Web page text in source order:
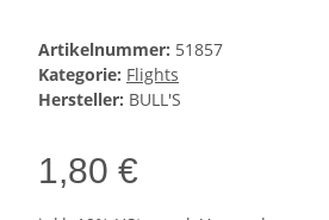
Artikelnummer: 51857
Kategorie: Flights
Hersteller: BULL'S
1,80 €